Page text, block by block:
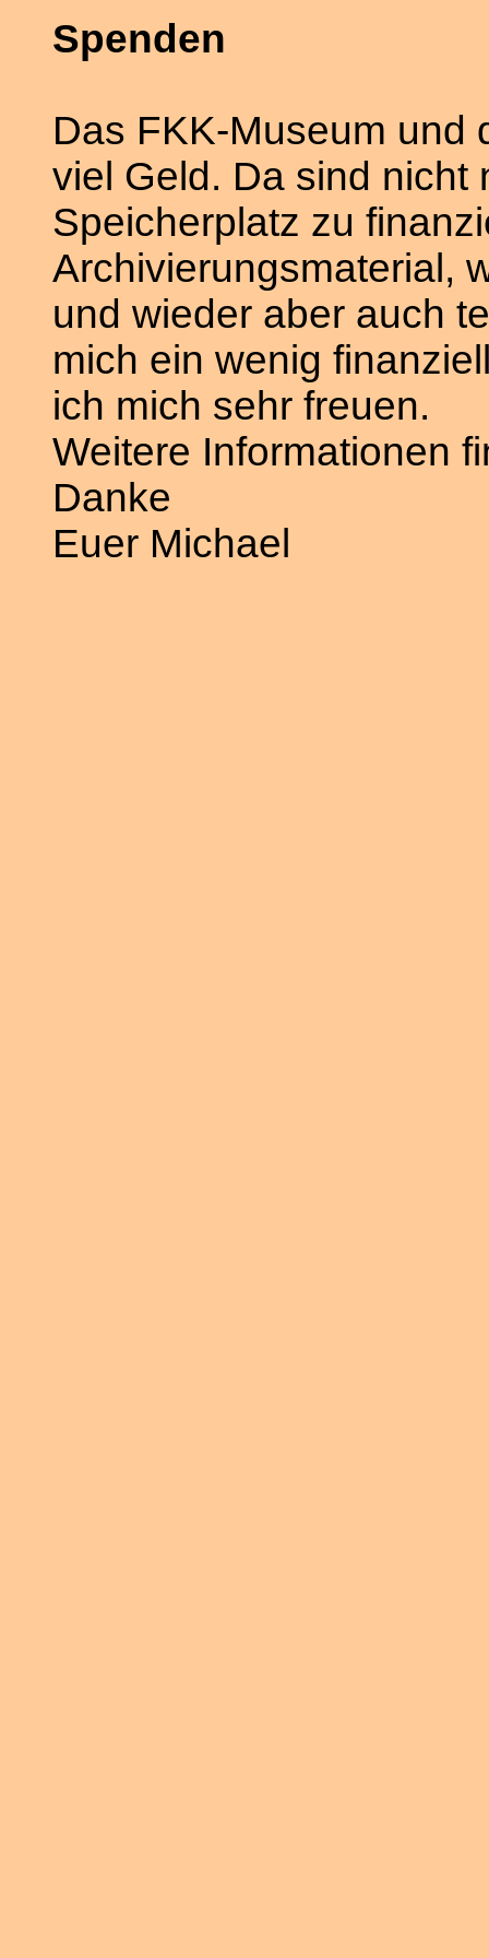
Spenden
Das FKK-Museum und
viel Geld. Da sind nicht
Speicherplatz zu
Archivierungsmaterial,
und wieder aber auch
mich ein wenig
ich mich sehr freuen.
Weitere Informationen
Danke
Euer Michael